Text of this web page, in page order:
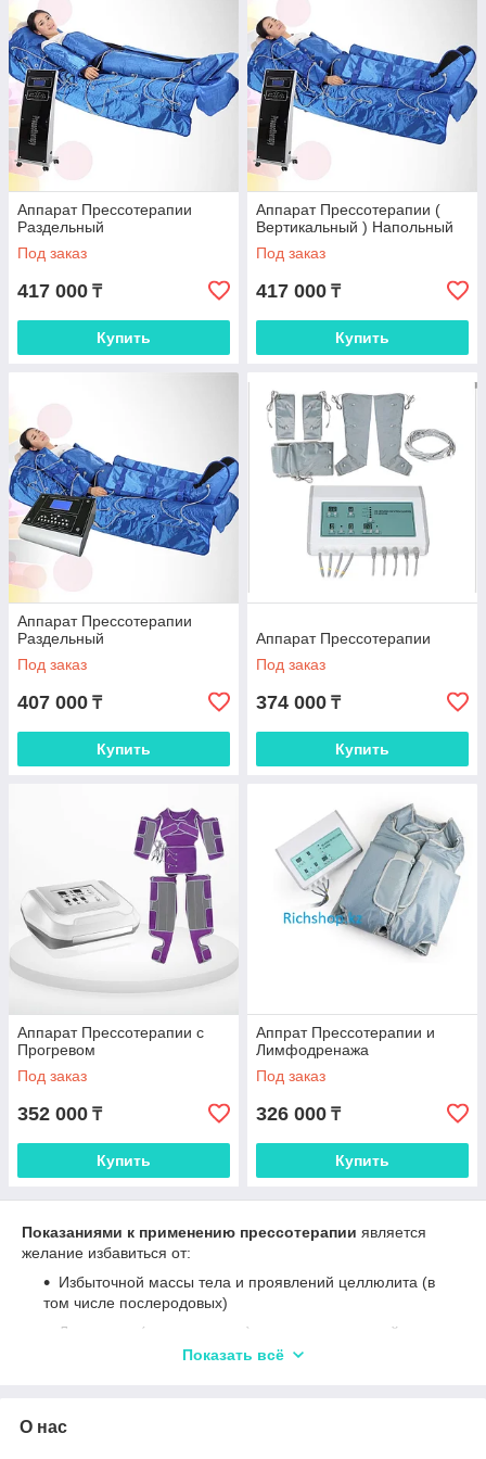
Аппарат Прессотерапии
Раздельный
Под заказ
417 000 ₸
Купить
Аппарат Прессотерапии (
Вертикальный ) Напольный
Под заказ
417 000 ₸
Купить
Аппарат Прессотерапии
Раздельный
Под заказ
407 000 ₸
Купить
Аппарат Прессотерапии
Под заказ
374 000 ₸
Купить
Аппарат Прессотерапии с
Прогревом
Под заказ
352 000 ₸
Купить
Аппрат Прессотерапии и
Лимфодренажа
Под заказ
326 000 ₸
Купить
Показаниями к применению прессотерапии является
желание избавиться от:
Избыточной массы тела и проявлений целлюлита (в
том числе послеродовых)
Локальных (ограниченных) жировых отложений
Отёков (посттравматических и послеоперационных)
Мышечного перенапряжения, вызванного
Показать всё
О нас